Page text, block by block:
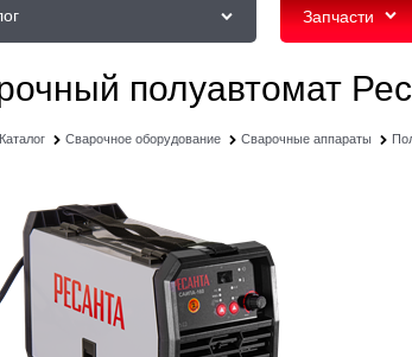
Запчасти
полуавтомат
Каталог Сварочное оборудование Сварочные аппараты